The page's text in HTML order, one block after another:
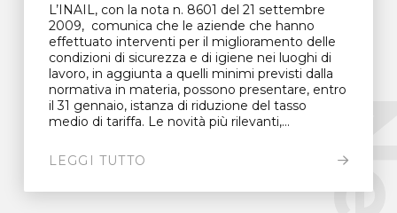
L’INAIL, con la nota n. 8601 del 21 settembre
2009, comunica che le aziende che hanno
effettuato interventi per il miglioramento delle
condizioni di sicurezza e di igiene nei luoghi di
lavoro, in aggiunta a quelli minimi previsti dalla
normativa in materia, possono presentare, entro
il 31 gennaio, istanza di riduzione del tasso
medio di tariffa. Le novità più rilevanti,...
LEGGI TUTTO